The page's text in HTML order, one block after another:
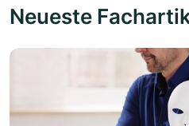
Neueste